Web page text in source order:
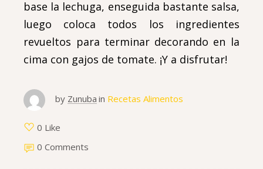
base la lechuga, enseguida bastante salsa,
luego coloca todos los ingredientes
revueltos para terminar decorando en la
cima con gajos de tomate. ¡Y a disfrutar!
by Zunuba in Recetas Alimentos
0 Like
0 Comments